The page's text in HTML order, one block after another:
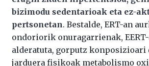
bizimodu sedentarioak eta ez-
pertsonetan. Bestalde, ERT-an
ondoriorik onuragarrienak,
alderatuta, gorputz konposizioari
jarduera fisikoak metabolismo